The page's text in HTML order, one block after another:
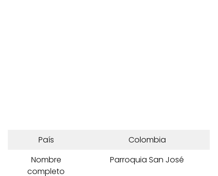
País
Colombia
Nombre
completo
Parroquia San José